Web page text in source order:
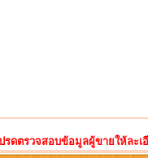
รดตรวจสอบข้อมูลผู้ขายให้ละเ